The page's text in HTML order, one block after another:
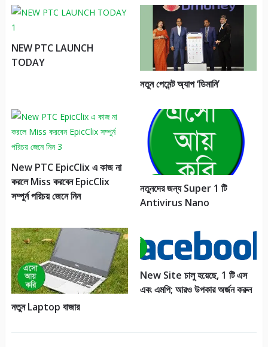
NEW PTC LAUNCH
TODAY
নতুন পেমেন্ট অ্যাপ ‘ডিমানি’
New PTC EpicClix এ কাজ না
করলে Miss করবেন EpicClix
সম্পুর্ন পরিচয় জেনে নিন
নতুনদের জন্য Super 1 টি
Antivirus Nano
নতুন Laptop বাজার
New Site চালু হয়েছে, 1 টি এস
এবং এমপি; আরও উপকার অর্জন করুন